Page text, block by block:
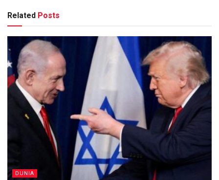
Related Posts
DUNIA